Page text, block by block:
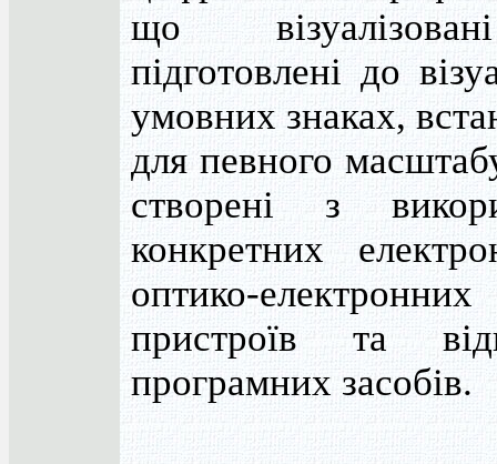
що
підготовлені до
умовних знаках,
для певного
створені з
конкретних
оптико-електронних
пристроїв та
програмних засобів.